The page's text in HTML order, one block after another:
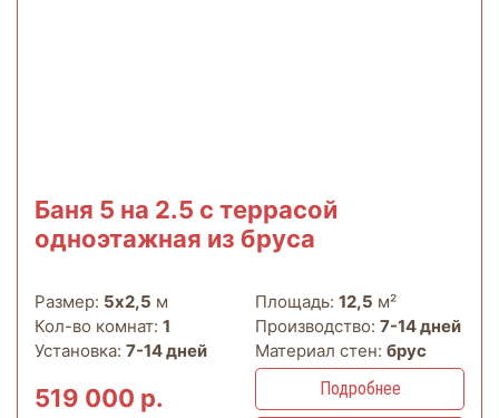
Баня 5 на 2.5 с террасой
одноэтажная из бруса
Размер: 5х2,5 м Площадь: 12,5 м²
Кол-во комнат: 1 Производство: 7-14 дней
Установка: 7-14 дней Материал стен: брус
519 000 р. Подробнее